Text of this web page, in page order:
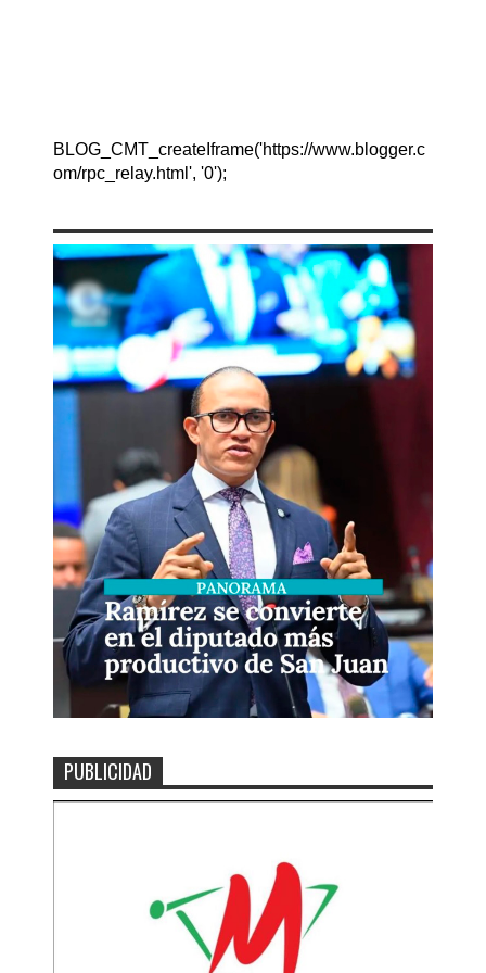
BLOG_CMT_createIframe('https://www.blogger.c
om/rpc_relay.html', '0');
PUBLICIDAD